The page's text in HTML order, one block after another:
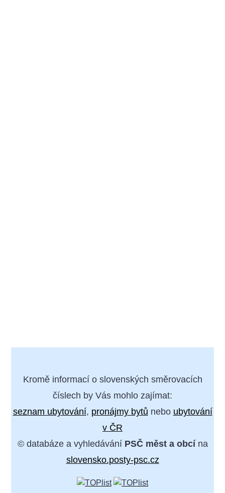
Kromě informací o slovenských směrovacích
číslech by Vás mohlo zajímat:
seznam ubytování, pronájmy bytů nebo ubytování
v ČR
© databáze a vyhledávání PSČ měst a obcína
slovensko.posty-psc.cz